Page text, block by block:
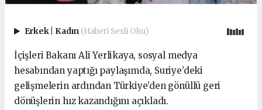
Erkek Kadın (Haberi Sesli Oku)
İçişleri Bakanı Ali Yerlikaya, sosyal medya
hesabından yaptığı paylaşımda, Suriye’deki
gelişmelerin ardından Türkiye’den gönüllü geri
dönüşlerin hız kazandığını açıkladı.